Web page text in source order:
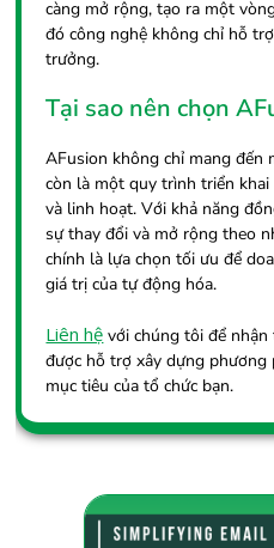
càng mở rộng, tạo ra một
đó công nghệ không chỉ hỗ
trưởng.
Tại sao nên chọn
AFusion không chỉ mang đến
còn là một quy trình triển
và linh hoạt. Với khả năng
sự thay đổi và mở rộng theo
chính là lựa chọn tối ưu để
giá trị của tự động hóa.
Liên hệ với chúng tôi để
được hỗ trợ xây dựng
mục tiêu của tổ chức bạn.